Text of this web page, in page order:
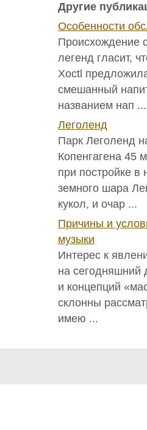
Другие
Особенности
Происхождение
легенд гласит,
Xoctl
смешанный
названием нап ...
Леголенд
Парк Леголенд
Копенгагена 45
при постройке в
земного шара
кукол, и очар ...
Причины и
музыки
Интерес к
на сегодняшний
и концепций
склонны
имею ...